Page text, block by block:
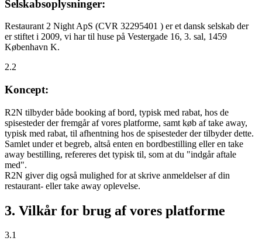
Selskabsoplysninger:
Restaurant 2 Night ApS (CVR 32295401 ) er et dansk selskab der
er stiftet i 2009, vi har til huse på Vestergade 16, 3. sal, 1459
København K.
2.2
Koncept:
R2N tilbyder både booking af bord, typisk med rabat, hos de
spisesteder der fremgår af vores platforme, samt køb af take away,
typisk med rabat, til afhentning hos de spisesteder der tilbyder dette.
Samlet under et begreb, altså enten en bordbestilling eller en take
away bestilling, refereres det typisk til, som at du "indgår aftale
med".
R2N giver dig også mulighed for at skrive anmeldelser af din
restaurant- eller take away oplevelse.
3. Vilkår for brug af vores platforme
3.1